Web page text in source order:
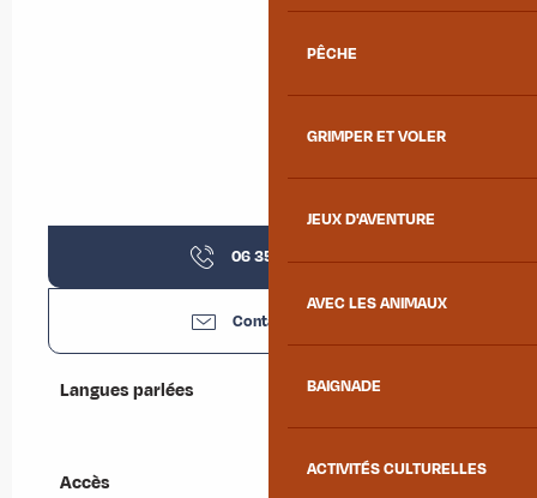
PÊCHE
GRIMPER ET VOLER
JEUX D'AVENTURE
AVEC LES ANIMAUX
BAIGNADE
ACTIVITÉS CULTURELLES
06 35 47 43▒▒
Contactez-nous
Langues parlées
Langues parlées
Accès
Accès